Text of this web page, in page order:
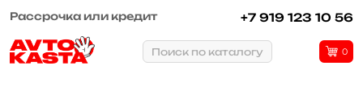
Рассрочка или кредит +7 919 123 10 56
Поиск по каталогу 0